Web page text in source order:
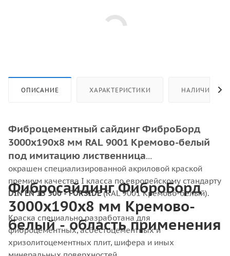
ОПИСАНИЕ ХАРАКТЕРИСТИКИ НАЛИЧИЕ
Фиброцементный сайдинг ФиброБорд
3000x190x8 мм RAL 9001 Кремово-белый
под имитацию лиственница
окрашен специализированной акриловой краской
премиум качества I класса по европейскому стандарту
DIN EN 13 300 - FORSIDE(RAL 9001 Кремово-белый).
Краска специально разработана для
фиброцементных, асбестоцементных и
хризолитоцементных плит, шифера и иных
Фибросайдинг ФиброБорд
3000x190x8 мм Кремово-
белый - область применения